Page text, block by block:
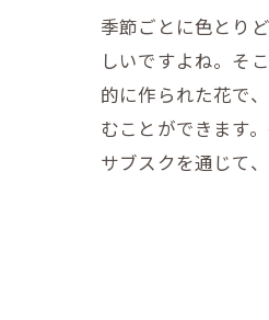
季節ごとに色とり
しいですよね。そ
的に作られた花で
むことができます
サブスクを通じて